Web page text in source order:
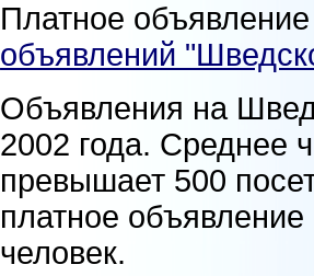
Платное
объявлений
Объявления на
2002 года. Среднее
превышает 500
платное
человек.